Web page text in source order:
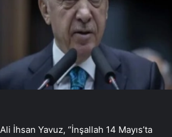
İhsan Yavuz, “İnşallah 14 Mayıs’ta